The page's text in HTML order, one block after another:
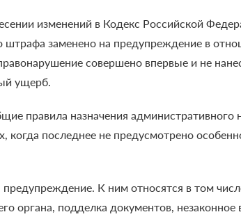
изменений в Кодекс Российской
штрафа заменено на предупреждение в
совершено впервые и не
ущерб.
правила назначения административного
последнее не предусмотрено
К ним относятся в том
органа, подделка документов,